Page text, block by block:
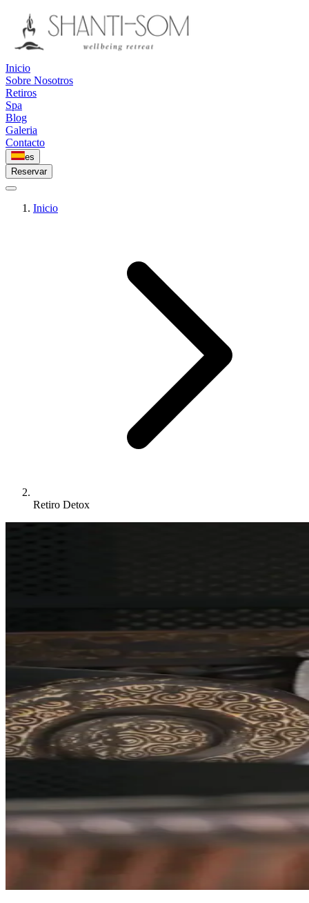
Inicio
Sobre Nosotros
Retiros
Spa
Blog
Galeria
Contacto
es
Reservar
Inicio
Retiro Detox